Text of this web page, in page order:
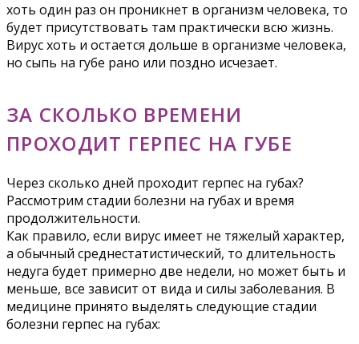
хоть один раз он проникнет в организм человека, то
будет присутствовать там практически всю жизнь.
Вирус хоть и остается дольше в организме человека,
но сыпь на губе рано или поздно исчезает.
ЗА СКОЛЬКО ВРЕМЕНИ
ПРОХОДИТ ГЕРПЕС НА ГУБЕ
Через сколько дней проходит герпес на губах?
Рассмотрим стадии болезни на губах и время
продолжительности.
Как правило, если вирус имеет не тяжелый характер,
а обычный среднестатистический, то длительность
недуга будет примерно две недели, но может быть и
меньше, все зависит от вида и силы заболевания. В
медицине принято выделять следующие стадии
болезни герпес на губах: